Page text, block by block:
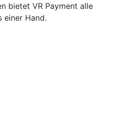
bietet VR Payment alle
einer Hand.